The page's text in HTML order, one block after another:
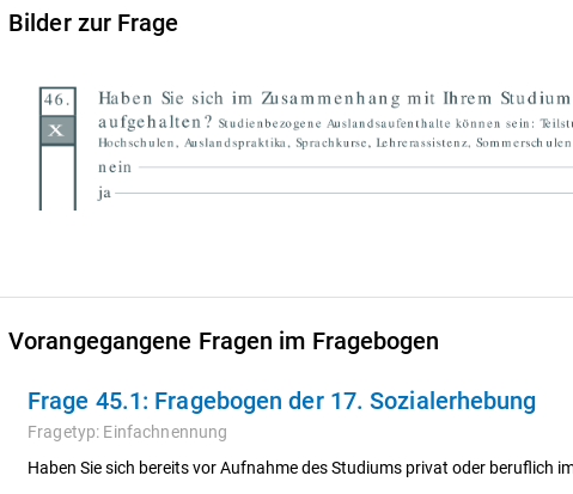
Bilder zur Frage
Vorangegangene Fragen im Fragebogen
Frage 45.1: Fragebogen der 17. Sozialerhebung
Fragetyp: Einfachnennung
Haben Sie sich bereits vor Aufnahme des Studiums privat oder beruflich